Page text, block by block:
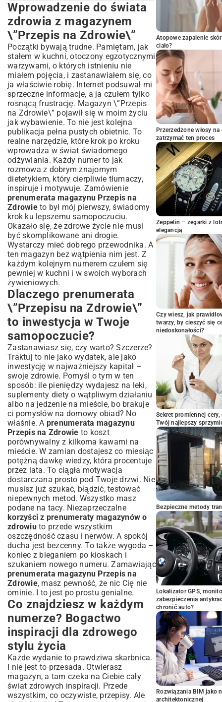
Wprowadzenie do świata zdrowia z
magazynem \”Przepis na Zdrowie\”
Dlaczego prenumerata \”Przepisu na
Zdrowie\” to inwestycja w Twoje
samopoczucie?
Co znajdziesz w każdym numerze?
Bogactwo inspiracji dla zdrowego stylu
życia
Odżywcze przepisy na zdrowe posiłki:
Odkryj smaki pełne witalności
Zdrowe koktajle, desery i przekąski:
Słodkie przyjemności bez wyrzutów
sumienia
Porady ekspertów: Dieta, aktywność
fizyczna i holistyczne podejście do
zdrowia
Jak łatwo zamówić prenumeratę
\”Przepisu na Zdrowie\”? Przewodnik
krok po kroku
Wybierz swój idealny pakiet: Opcje
prenumeraty i dodatkowe korzyści
\”Przepis na Zdrowie\”: Twój osobisty
przewodnik do długotrwałego zdrowia
Podsumowanie: Zacznij swoją podróż
ku lepszemu zdrowiu już dziś!
Wprowadzenie do świata
zdrowia z magazynem
\”Przepis na Zdrowie\”
Początki bywają trudne. Pamiętam, jak
stałem w kuchni, otoczony egzotycznymi
warzywami, o których istnieniu nie
miałem pojęcia, i zastanawiałem się, co
ja właściwie robię. Internet podsuwał mi
sprzeczne informacje, a ja czułem tylko
rosnącą frustrację. Magazyn \”Przepis
na Zdrowie\” pojawił się w moim życiu
jak wybawienie. To nie jest kolejna
publikacja pełna pustych obietnic. To
realne narzędzie, które krok po kroku
wprowadza w świat świadomego
odżywiania. Każdy numer to jak
rozmowa z dobrym znajomym
dietetykiem, który cierpliwie tłumaczy,
inspiruje i motywuje. Zamówienie
prenumerata magazynu Przepis na
Zdrowieto był mój pierwszy, świadomy
krok ku lepszemu samopoczuciu.
Okazało się, że zdrowe życie nie musi
być skomplikowane ani drogie.
Wystarczy mieć dobrego przewodnika. A
ten magazyn bez wątpienia nim jest. Z
każdym kolejnym numerem czułem się
pewniej w kuchni i w swoich wyborach
żywieniowych.
Dlaczego prenumerata
\”Przepisu na Zdrowie\”
to inwestycja w Twoje
samopoczucie?
Zastanawiasz się, czy warto? Szczerze?
Traktuj to nie jako wydatek, ale jako
inwestycję w najważniejszy kapitał –
swoje zdrowie. Pomyśl o tym w ten
sposób: ile pieniędzy wydajesz na leki,
suplementy diety o wątpliwym działaniu
albo na jedzenie na mieście, bo brakuje
ci pomysłów na domowy obiad? No
właśnie. A prenumerata magazynu
Przepis na Zdrowie to koszt
porównywalny z kilkoma kawami na
mieście. W zamian dostajesz co miesiąc
potężną dawkę wiedzy, która procentuje
przez lata. To ciągła motywacja
dostarczana prosto pod Twoje drzwi. Nie
musisz już szukać, błądzić, testować
niepewnych metod. Wszystko masz
podane na tacy. Niezaprzeczalne
korzyści z prenumeraty magazynów o
zdrowiuto przede wszystkim
oszczędność czasu i nerwów. A spokój
ducha jest bezcenny. To także wygoda –
koniec z bieganiem po kioskach i
szukaniem nowego numeru. Zamawiając
prenumerata magazynu Przepis na
Zdrowie, masz pewność, że nic Cię nie
ominie. I to jest po prostu genialne.
Co znajdziesz w każdym
numerze? Bogactwo
inspiracji dla zdrowego
stylu życia
Każde wydanie to prawdziwa skarbnica.
I nie jest to przesada. Otwierasz
magazyn, a tam czeka na Ciebie cały
świat zdrowych inspiracji. Przede
wszystkim, co oczywiste, przepisy. Ale
Atopowe zapalenie
ciało?
Przerzedzone włosy
zatrzymać ten proces
Zeppelin – zegarki z
elegancją
Czy wiesz, jak
twarzy, by cieszyć się
niedoskonałości?
Sekret promiennej
Twój najlepszy
Bezpieczne metody
Lokalizator GPS,
zabezpieczenia
chronić auto?
Rozwiązania BIM jako
architektonicznej